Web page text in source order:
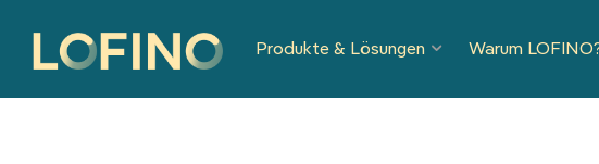
Navigation
Produkte & Lösungen Warum